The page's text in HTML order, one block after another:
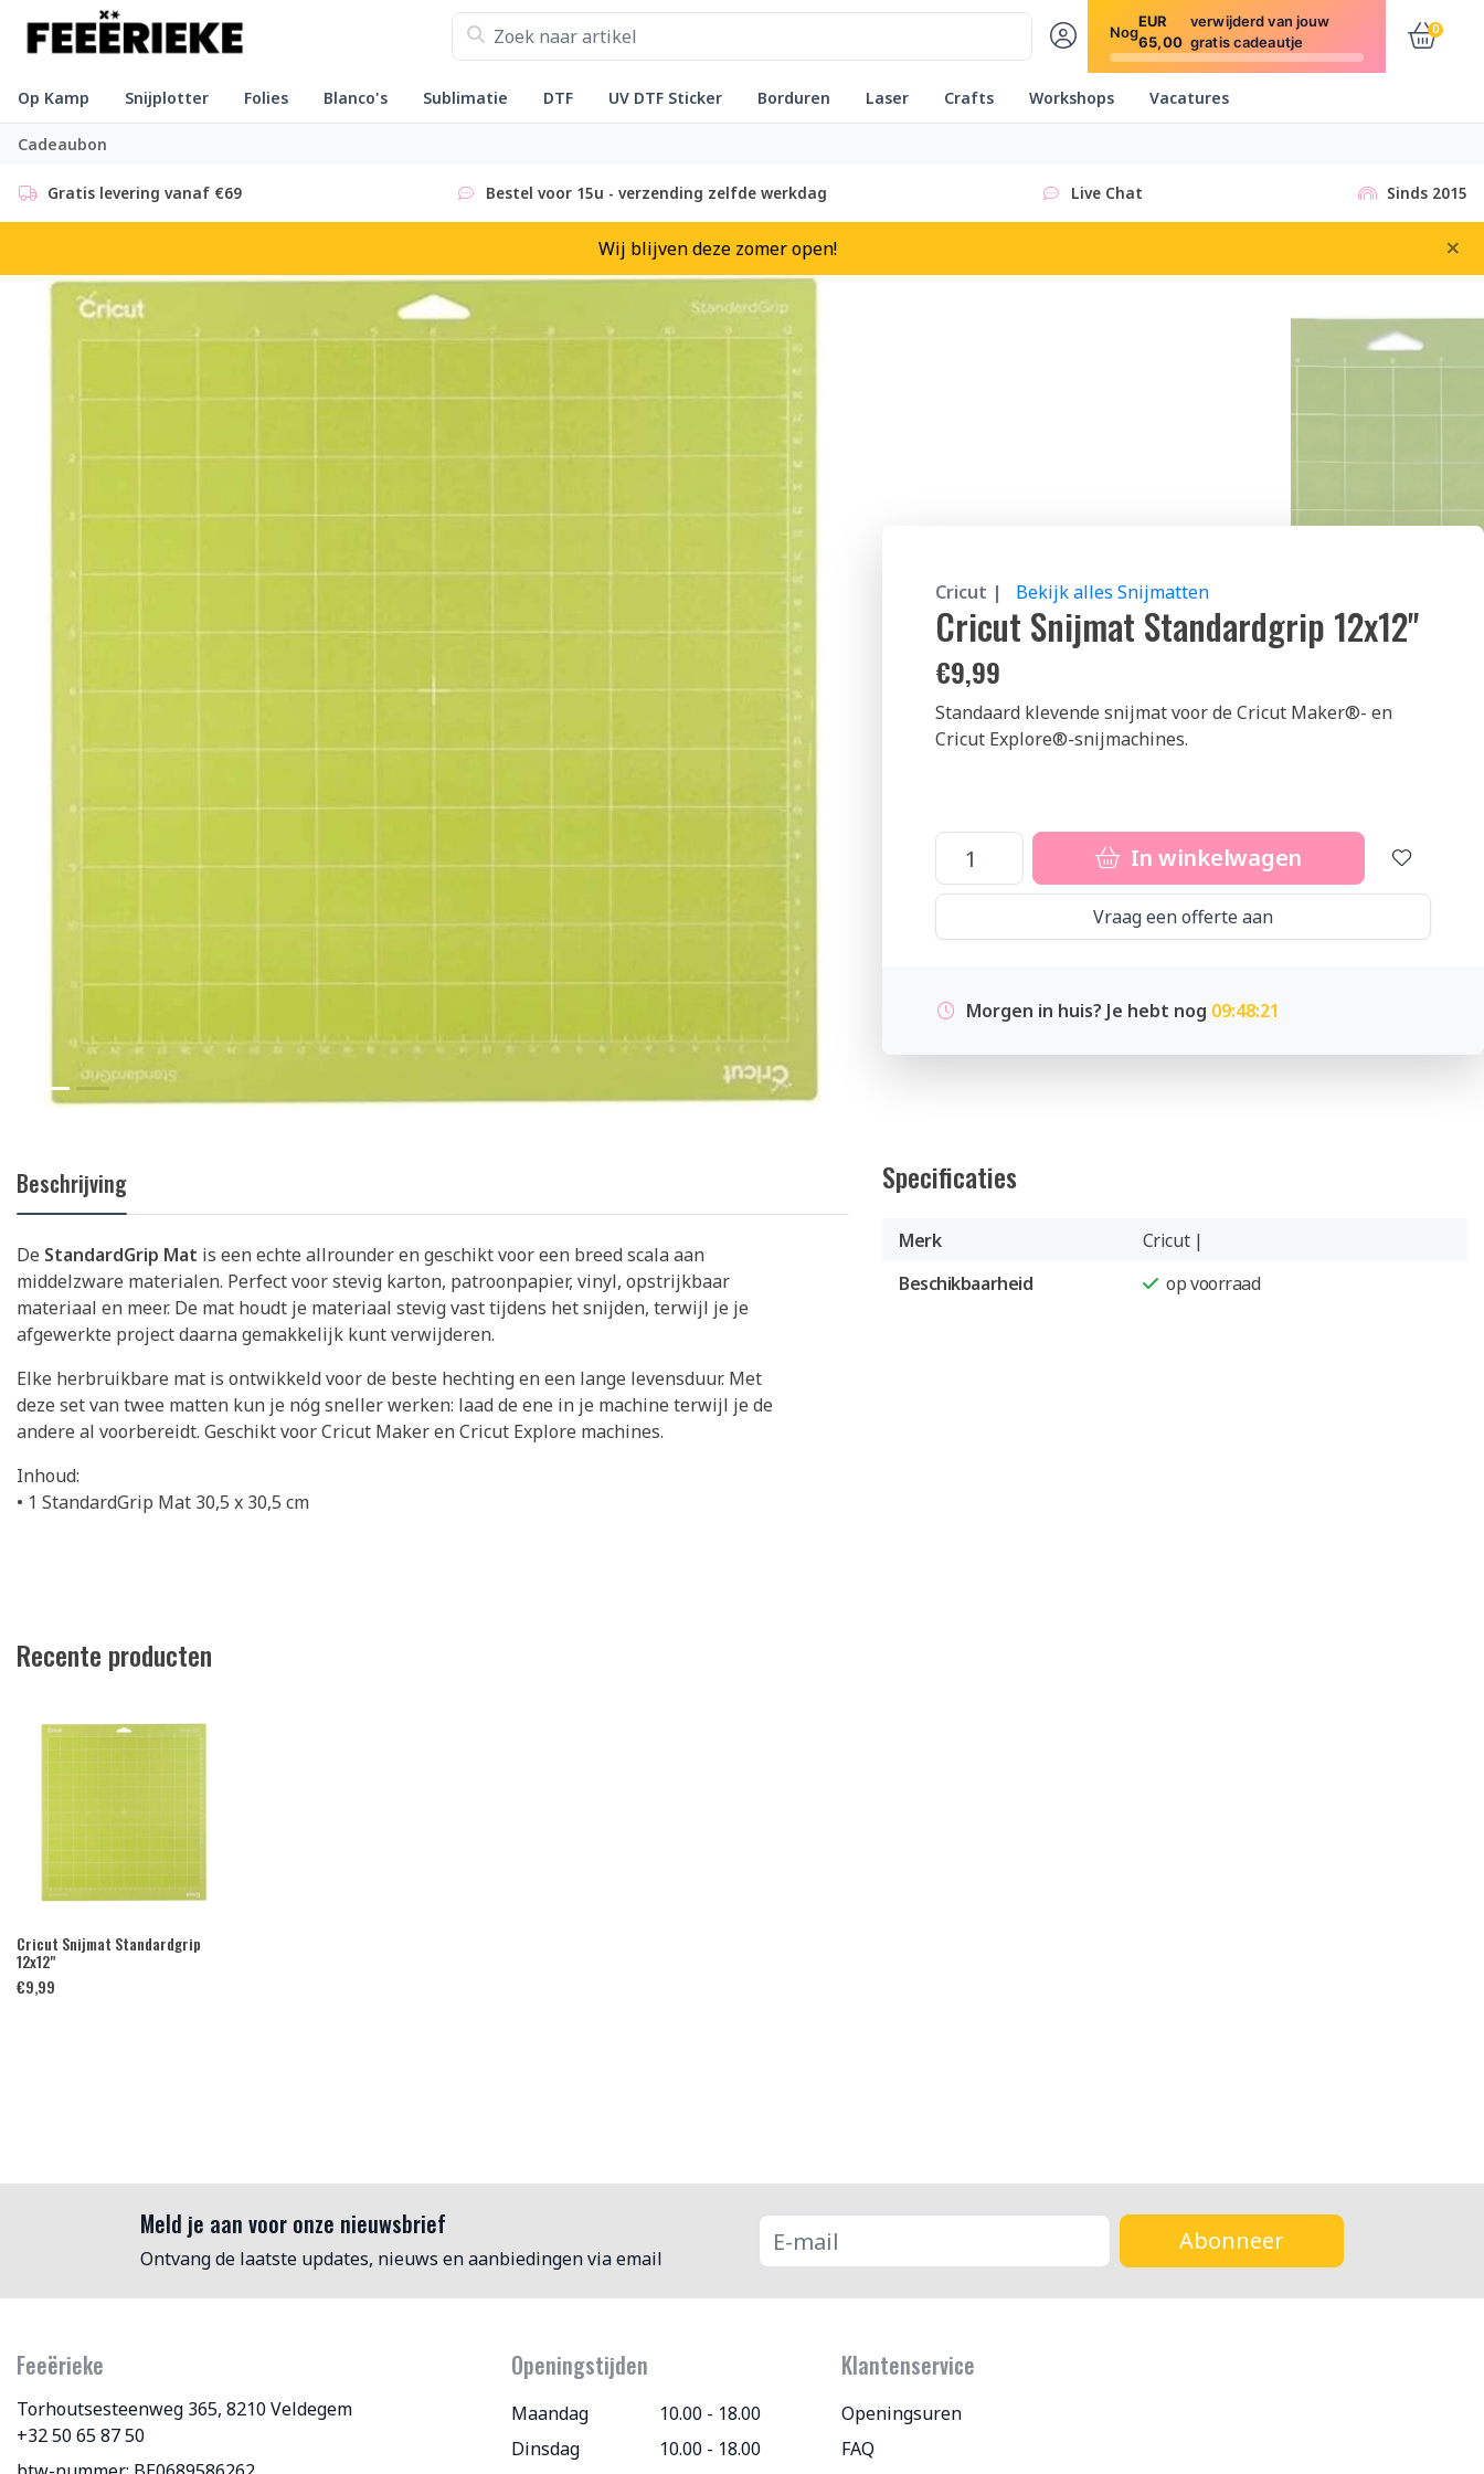
Nog
EUR
65,00
verwijderd van jouw
gratis cadeautje
0
Op Kamp Snijplotter Folies Blanco's Sublimatie DTF UV DTF Sticker Borduren Laser Crafts Workshops Vacatures
Cadeaubon
Gratis levering vanaf €69 Bestel voor 15u - verzending zelfde werkdag Live Chat Sinds 2015
Wij blijven deze zomer open! ×
Cricut | Bekijk alles Snijmatten
Cricut Snijmat Standardgrip 12x12"
€9,99
Standaard klevende snijmat voor de Cricut Maker®- en
Cricut Explore®-snijmachines.
In winkelwagen
Vraag een offerte aan
Morgen in huis? Je hebt nog 09:48:20
Beschrijving
De StandardGrip Mat is een echte allrounder en geschikt voor een breed scala aan
middelzware materialen. Perfect voor stevig karton, patroonpapier, vinyl, opstrijkbaar
materiaal en meer. De mat houdt je materiaal stevig vast tijdens het snijden, terwijl je je
afgewerkte project daarna gemakkelijk kunt verwijderen.
Elke herbruikbare mat is ontwikkeld voor de beste hechting en een lange levensduur. Met
deze set van twee matten kun je nóg sneller werken: laad de ene in je machine terwijl je de
andere al voorbereidt. Geschikt voor Cricut Maker en Cricut Explore machines.
Inhoud:
• 1 StandardGrip Mat 30,5 x 30,5 cm
Specificaties
Merk
Cricut |
Beschikbaarheid
op voorraad
Recente producten
Cricut Snijmat Standardgrip
12x12"
€9,99
Meld je aan voor onze nieuwsbrief
Ontvang de laatste updates, nieuws en aanbiedingen via email
Abonneer
Feeërieke
Torhoutsesteenweg 365, 8210 Veldegem
+32 50 65 87 50
Openingstijden
Maandag
10.00 - 18.00
Dinsdag
10.00 - 18.00
Klantenservice
Openingsuren
FAQ